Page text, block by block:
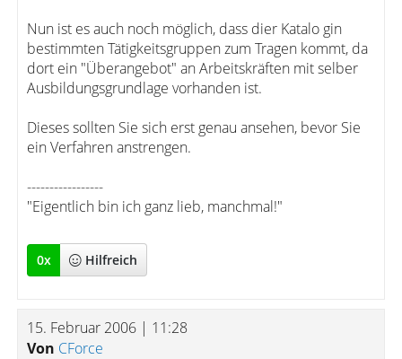
Nun ist es auch noch möglich, dass dier Katalo gin
bestimmten Tätigkeitsgruppen zum Tragen kommt, da
dort ein "Überangebot" an Arbeitskräften mit selber
Ausbildungsgrundlage vorhanden ist.
Dieses sollten Sie sich erst genau ansehen, bevor Sie
ein Verfahren anstrengen.
-----------------
"Eigentlich bin ich ganz lieb, manchmal!"
0x Hilfreich
15. Februar 2006 | 11:28
Von CForce